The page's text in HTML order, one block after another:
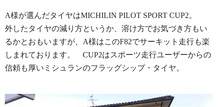
A様が選んだタイヤはMICHILIN PILOT SPORT CUP2。
外したタイヤの減り方というか、溶け方でお気づき方もい
るかとおもいますが、A様はこのF82でサーキット走行も楽
しまれております。 CUP2はスポーツ走行ユーザーからの
信頼も厚いミシュランのフラッグシップ・タイヤ。